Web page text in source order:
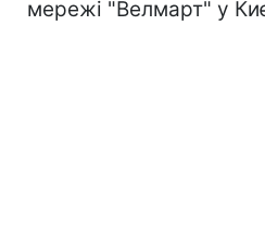
мережі "Велмарт" у